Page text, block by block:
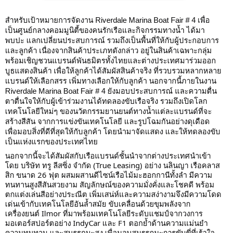
สำหรับเป้าหมายการจัดงาน Riverdale Marina Boat Fair # 4 เพื่อ
เป็นศูนย์กลางคอมมูนิตี้ของคนรักเรือและกิจกรรมทางน้ำ ได้มา
พบปะ แลกเปลี่ยนประสบการณ์ รวมถึงเป็นพื้นที่ให้กับผู้ประกอบการ
และลูกค้า เนื่องจากสินค้าประเภทดังกล่าว อยู่ในสินค้าเฉพาะกลุ่ม
พร้อมเชิญชวนแบรนด์พันธมิตรทั้งไทยและต่างประเทศมาร่วมออก
บูธแสดงสินค้า เพื่อให้ลูกค้าได้สัมผัสสินค้าจริง ที่รวบรวมหลากหลาย
แบรนด์ให้เลือกสรร เพิ่มทางเลือกให้กับลูกค้า นอกจากนี้ภายในงาน
Riverdale Marina Boat Fair # 4 ยังมอบประสบการณ์ และความตื่น
ตาตื่นใจให้กับผู้เข้าร่วมงานได้ทดลองขับเรือจริง รวมถึงเปิดโลก
เทคโนโลยีใหม่ๆ ของนวัตกรรมยานยนต์ทางน้ำแต่ละแบรนด์ที่จะ
สร้างสีสัน จากการแข่งขันเทคโนโลยี และรูปโฉมกันอย่างดุเดือด
เพื่อมอบสิ่งที่ดีที่สุดให้กับลูกค้า โดยนำมาจัดแสดง และให้ทดลองขับ
เป็นแห่งแรกของประเทศไทย
นอกจากนี้จะได้สัมผัสกับเรือแบรนด์ชั้นนำจากต่างประเทศนำเข้า
โดย บริษัท ทรู ลีสซิ่ง จำกัด (True Leasing) อย่าง นลินญา เรือคลาส
สิก ขนาด 26 ฟุต ผสมผสานดีไซน์เรือไม้มะฮอกกานีทั้งลำ มีความ
ทนทานสูงสีสันสวยงาม สัญลักษณ์ของความมั่งคั่งและโชคดี พร้อม
ตกแต่งเล่นสีอย่างประณีต เพิ่มเสน่ห์และความสง่างามจึงมีความโดด
เด่นเข้ากับเทคโนโลยีอันล้ำสมัย ขับเคลื่อนด้วยขุมพลังจาก
เครื่องยนต์ Ilmor ที่มาพร้อมเทคโนโลยีระดับแชมป์จากวงการ
มอเตอร์สปอร์ตอย่าง IndyCar และ F1 ตอกย้ำด้านความแม่นยำ